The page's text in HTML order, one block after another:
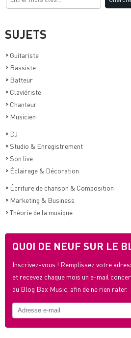
SUJETS
> Guitariste
> Bassiste
> Batteur
> Claviériste
> Chanteur
> Musicien
> DJ
> Studio & Enregistrement
> Son live
> Éclairage & Décoration
> Écriture de chanson & Composition
> Marketing & Business
>Théorie de la musique
QUOI DE NEUF SUR LE
Inscrivez-vous ! Remplissez votre
et recevez chaque mois un e-mail
du Blog Bax Music, afin de ne rien rater.